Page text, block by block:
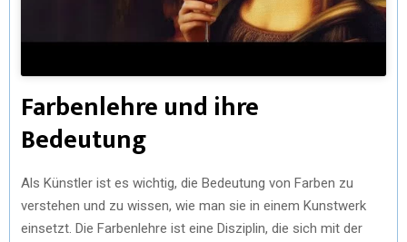
Farbenlehre und ihre
Bedeutung
Als Künstler ist es wichtig, die Bedeutung von Farben zu
verstehen und zu wissen, wie man sie in einem Kunstwerk
einsetzt. Die Farbenlehre ist eine Disziplin, die sich mit der